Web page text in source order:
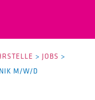
> JOBS >
M/W/D